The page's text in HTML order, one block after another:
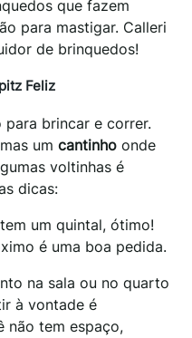
que fazem
para mastigar. Calleri
de brinquedos!
Feliz
para brincar e correr.
um cantinho onde
voltinhas é
dicas:
um quintal, ótimo!
é uma boa pedida.
na sala ou no quarto
à vontade é
não tem espaço,